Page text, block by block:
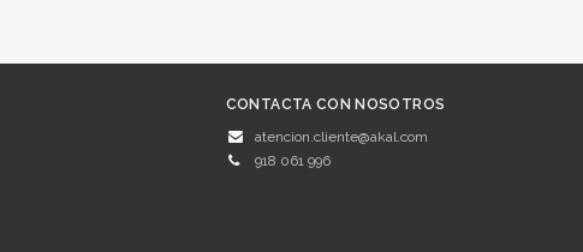
CONTACTA CON NOSOTROS
atencion.cliente@akal.com
918 061 996